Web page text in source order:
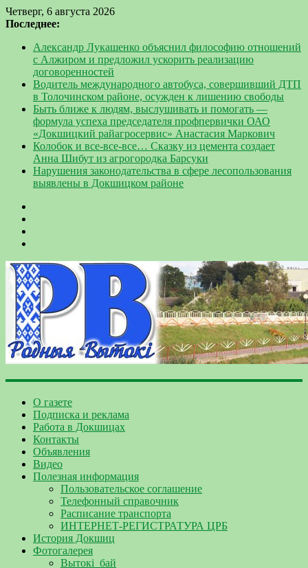
Четверг, 6 августа 2026
Последнее:
Александр Лукашенко объяснил философию отношений
с Алжиром и предложил ускорить реализацию
договоренностей
Водитель международного автобуса, совершивший ДТП
в Толочинском районе, осужден к лишению свободы
Быть ближе к людям, выслушивать и помогать —
формула успеха председателя профпервички ОАО
«Докшицкий райагросервис» Анастасия Маркович
Колобок и все-все-все… Сказку из цемента создает
Анна Шибут из агрогородка Барсуки
Нарушения законодательства в сфере лесопользования
выявлены в Докшицком районе
О газете
Подписка и реклама
Работа в Докшицах
Контакты
Объявления
Видео
Полезная информация
Пользовательское соглашение
Телефонный справочник
Расписание транспорта
ИНТЕРНЕТ-РЕГИСТРАТУРА ЦРБ
История Докшиц
Фотогалерея
Вытокі_бай